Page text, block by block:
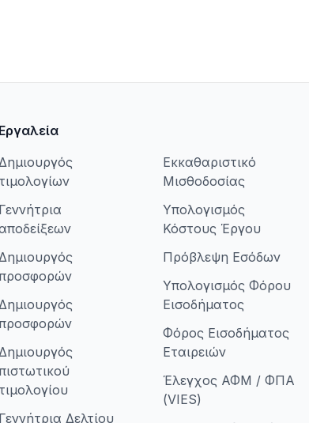
Εργαλεία
τιμολογίων
Γεννήτρια
τιμολογίου
Γεννήτρια Δελτίου
Εκκαθαριστικό
Μισθοδοσίας
Υπολογισμός
Κόστους Έργου
Πρόβλεψη Εσόδων
Υπολογισμός Φόρου
Εισοδήματος
Φόρος Εισοδήματος
Εταιρειών
Έλεγχος ΑΦΜ / ΦΠΑ
(VIES)